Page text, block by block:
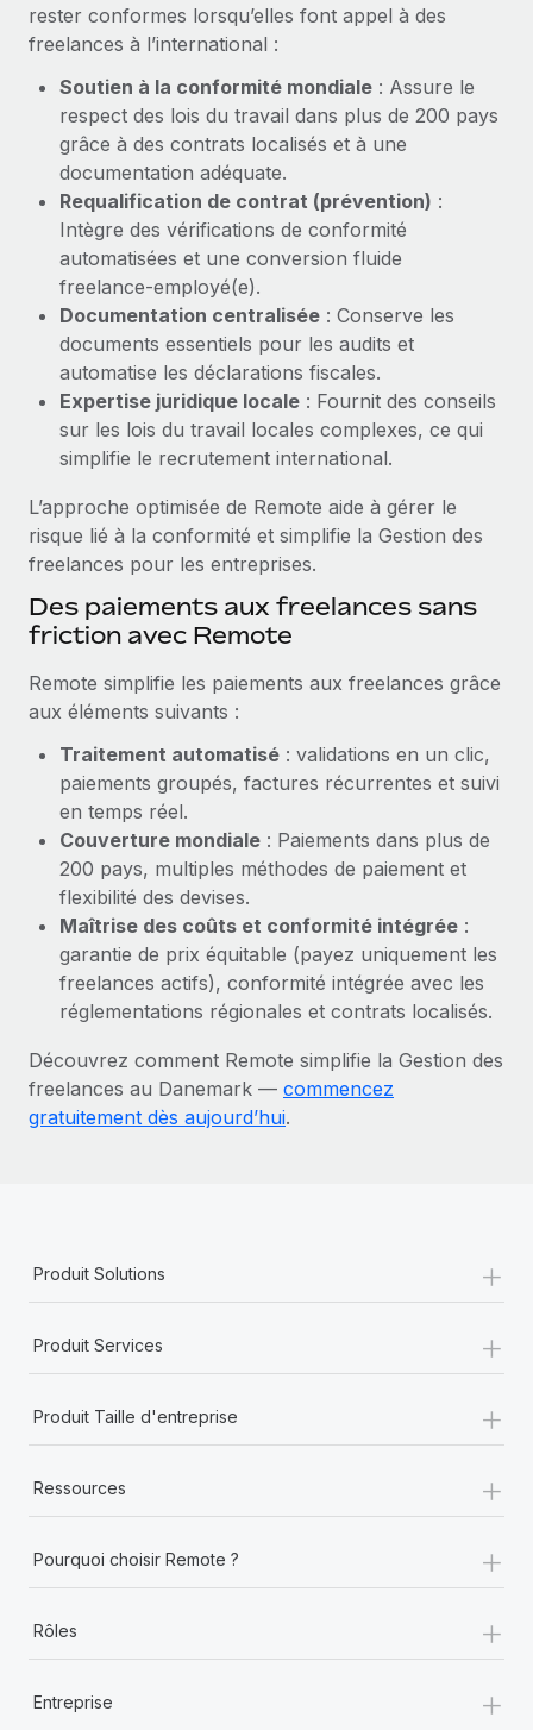
matière de conformité
Achetez et suivez vos équipements informatiques
dans le monde entier
Création d’entité
Établissez des entités rapidement et en toute
conformité
Mobilité et déménagement international
Organisez facilement le déménagement de vos
employés
Avantages sociaux
Gérez facilement les avantages sociaux
EOR et PEO
Taxes
Explorer le blog
BLOG
Mises à jour des produits de Remote :
Intégrations Gusto et Xero et Gestion des
freelances Plus
Remote a toujours pour mission d'aider les entreprises de
toute taille à embaucher, gérer et payer...
En savoir plus
Comment Phiture gère ses 55 employés
répartis dans 19 pays grâce à Remote
Phiture, un leader notable du conseil en matière de
croissance mobile internationale, encourage les...
En savoir plus
rester conformes lorsqu’elles font appel à des
freelances à l’international :
Soutien à la conformité mondiale : Assure le
respect des lois du travail dans plus de 200 pays
grâce à des contrats localisés et à une
documentation adéquate.
Requalification de contrat (prévention) :
Intègre des vérifications de conformité
automatisées et une conversion fluide
freelance‑employé(e).
Documentation centralisée : Conserve les
documents essentiels pour les audits et
automatise les déclarations fiscales.
Expertise juridique locale : Fournit des conseils
sur les lois du travail locales complexes, ce qui
simplifie le recrutement international.
L’approche optimisée de Remote aide à gérer le
risque lié à la conformité et simplifie la Gestion des
freelances pour les entreprises.
Des paiements aux freelances sans
friction avec Remote
Remote simplifie les paiements aux freelances grâce
aux éléments suivants :
Traitement automatisé : validations en un clic,
paiements groupés, factures récurrentes et suivi
en temps réel.
Couverture mondiale : Paiements dans plus de
200 pays, multiples méthodes de paiement et
flexibilité des devises.
Maîtrise des coûts et conformité intégrée :
garantie de prix équitable (payez uniquement les
freelances actifs), conformité intégrée avec les
réglementations régionales et contrats localisés.
Découvrez comment Remote simplifie la Gestion des
freelances au Danemark — commencez
gratuitement dès aujourd’hui.
Produit Solutions +
Produit Services +
Produit Taille d'entreprise +
Ressources +
Pourquoi choisir Remote ? +
Rôles +
Entreprise +